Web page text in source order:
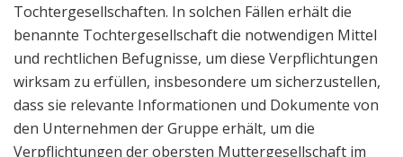
Tochtergesellschaften. In solchen Fällen erhält die
benannte Tochtergesellschaft die notwendigen Mittel
und rechtlichen Befugnisse, um diese Verpflichtungen
wirksam zu erfüllen, insbesondere um sicherzustellen,
dass sie relevante Informationen und Dokumente von
den Unternehmen der Gruppe erhält, um die
Verpflichtungen der obersten Muttergesellschaft im